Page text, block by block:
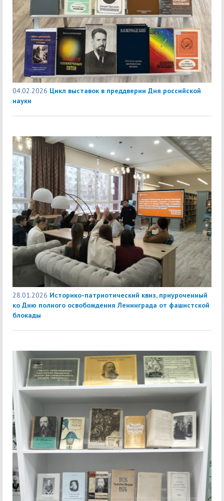
04.02.2026 Цикл выставок в преддверии Дня российской
науки
28.01.2026 Историко-патриотический квиз, приуроченный
ко Дню полного освобождения Ленинграда от фашистской
блокады